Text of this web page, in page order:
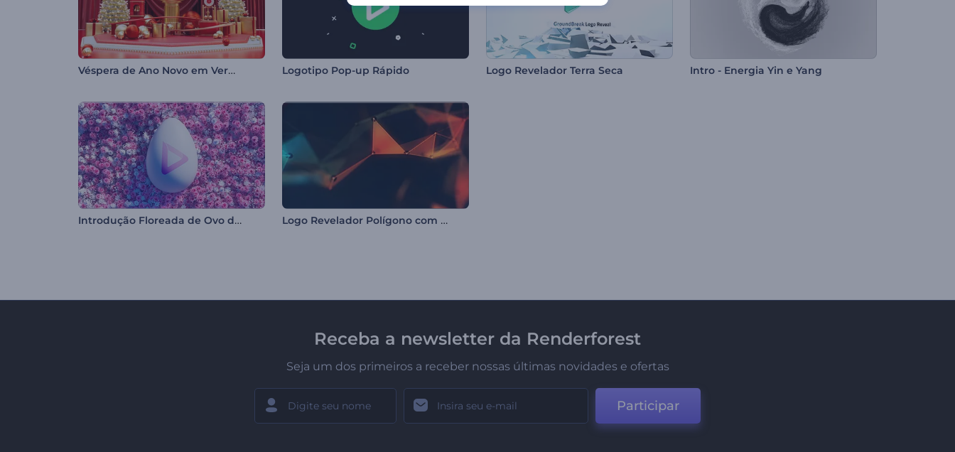
Véspera de Ano Novo em Vermelho Logotipo Pop-up Rápido Logo Revelador Terra Seca Intro - Energia Yin e Yang
Introdução Floreada de Ovo de Páscoa Logo Revelador Polígono com Cor
Receba a newsletter da Renderforest
Seja um dos primeiros a receber nossas últimas novidades e ofertas
Participar